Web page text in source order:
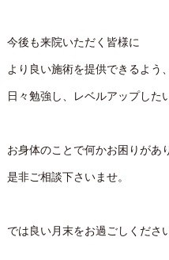
今後も来院いただく皆様に
より良い施術を提供できるよう、
日々勉強し、レベルアップした
お身体のことで何かお困りがあ
是非ご相談下さいませ。
では良い月末をお過ごしくださ